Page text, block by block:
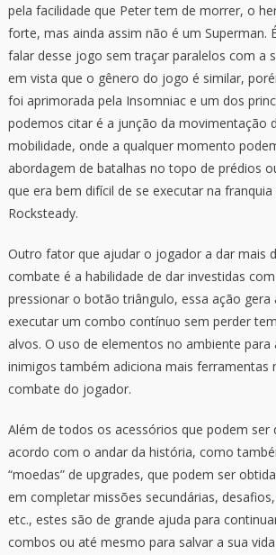
pela facilidade que Peter tem de morrer, o
forte, mas ainda assim não é um Superman.
falar desse jogo sem traçar paralelos com a
em vista que o gênero do jogo é similar,
foi aprimorada pela Insomniac e um dos
podemos citar é a junção da movimentação
mobilidade, onde a qualquer momento
abordagem de batalhas no topo de prédios
que era bem difícil de se executar na franquia
Rocksteady.
Outro fator que ajudar o jogador a dar mais
combate é a habilidade de dar investidas
pressionar o botão triângulo, essa ação gera
executar um combo contínuo sem perder
alvos. O uso de elementos no ambiente para
inimigos também adiciona mais ferramentas
combate do jogador.
Além de todos os acessórios que podem ser
acordo com o andar da história, como
“moedas” de upgrades, que podem ser
em completar missões secundárias,
etc., estes são de grande ajuda para
combos ou até mesmo para salvar a sua